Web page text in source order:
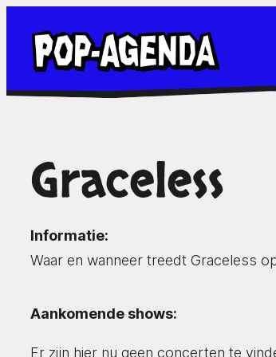
naar
inhoud
Graceless
Informatie:
Waar en wanneer treedt Graceless
Aankomende shows:
Er zijn hier nu geen concerten te